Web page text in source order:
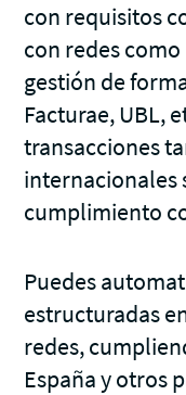
con requisitos
con redes como
gestión de
Facturae, UBL,
transacciones
internacionales
cumplimiento
Puedes
estructuradas
redes,
España y otros